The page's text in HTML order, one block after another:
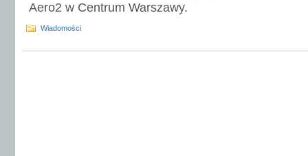
Aero2 w Centrum Warszawy.
Wiadomości